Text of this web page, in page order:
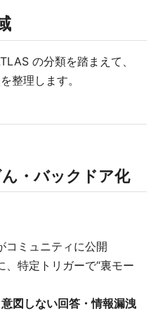
の分類を踏まえて、
整理します。
・バックドア化
コミュニティに公開
、特定トリガーで“裏モー
意図しない回答・情報漏洩